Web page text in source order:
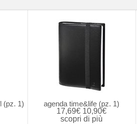
(pz. 1)
agenda time&life (pz. 1)
17,69€ 10,90€
scopri di più